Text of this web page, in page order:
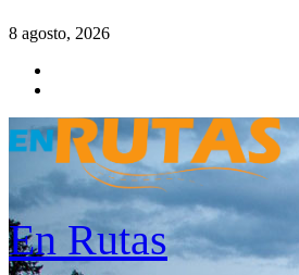
Saltar
contenido
8 agosto, 2026
En Rutas